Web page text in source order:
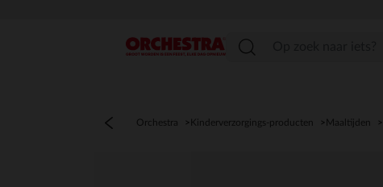
menu
Orchestra Kinderverzorgings-producten Maaltijden